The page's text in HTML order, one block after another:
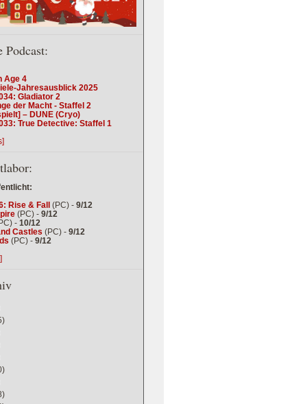
Podcast:
Age 4
Jahresausblick 2025
Gladiator 2
der Macht - Staffel 2
– DUNE (Cryo)
True Detective: Staffel 1
Rise & Fall (PC) - 9/12
(PC) - 9/12
- 10/12
Castles (PC) - 9/12
(PC) - 9/12